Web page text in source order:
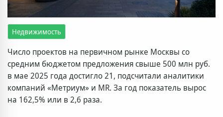
Недвижимость
Число проектов на первичном рынке Москвы со
средним бюджетом предложения свыше 500 млн руб.
в мае 2025 года достигло 21, подсчитали аналитики
компаний «Метриум» и MR. За год показатель вырос
на 162,5% или в 2,6 раза.